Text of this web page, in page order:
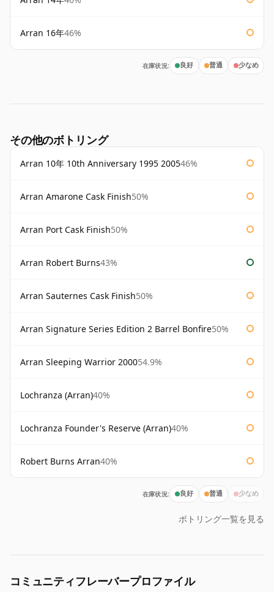
Arran 16年46%
在庫状況: 良好 普通 少なめ
その他のボトリング
Arran 10年 10th Anniversary 1995 200546%
Arran Amarone Cask Finish50%
Arran Port Cask Finish50%
Arran Robert Burns43%
Arran Sauternes Cask Finish50%
Arran Signature Series Edition 2 Barrel Bonfire50%
Arran Sleeping Warrior 200054.9%
Lochranza (Arran)40%
Lochranza Founder's Reserve (Arran)40%
Robert Burns Arran40%
在庫状況: 良好 普通 少なめ
ボトリング一覧を見る
コミュニティフレーバープロファイル